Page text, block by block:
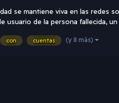
se mantiene viva en las redes
de la persona fallecida, un
con cuentas (y 8 más)